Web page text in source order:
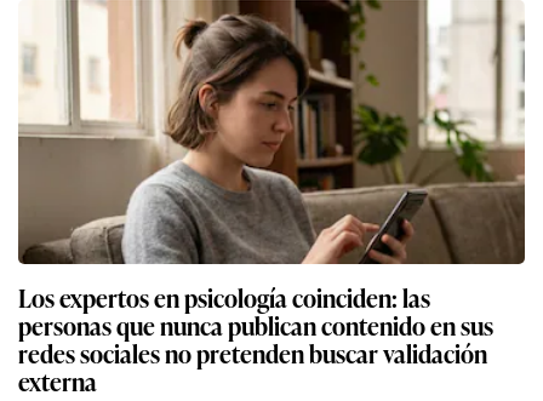
Los expertos en psicología coinciden: las
personas que nunca publican contenido en sus
redes sociales no pretenden buscar validación
externa